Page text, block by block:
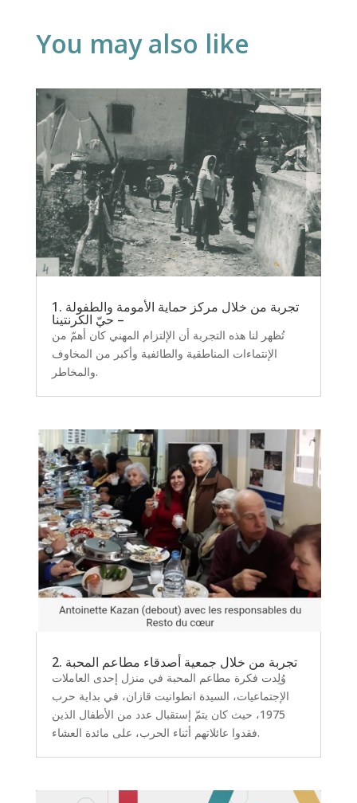
You may also like
1. تجربة من خلال مركز حماية الأمومة والطفولة
– حيّ الكرنتينا
تُظهر لنا هذه التجربة أن الإلتزام المهني كان أهمّ من
الإنتماءات المناطقية والطائفية وأكبر من المخاوف
والمخاطر.
2. تجربة من خلال جمعية أصدقاء مطاعم المحبة
وُلِدت فكرة مطاعم المحبة في منزل إحدى العاملات
الإجتماعيات، السيدة انطوانيت قازان، في بداية حرب
1975، حيث كان يتمّ إستقبال عدد من الأطفال الذين
فقدوا عائلاتهم أثناء الحرب، على مائدة العشاء.